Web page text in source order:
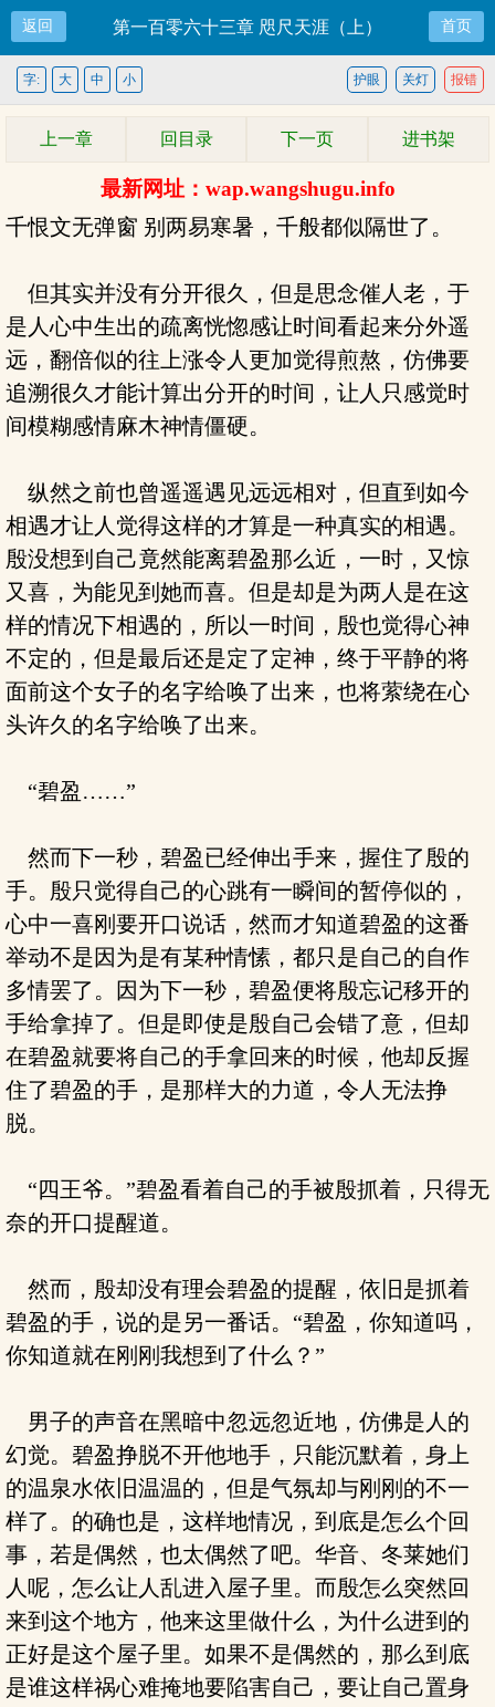
返回 第一百零六十三章 咫尺天涯（上） 首页
报错
关灯
护眼
字: 大 中 小
上一章 回目录 下一页 进书架
最新网址：wap.wangshugu.info
千恨文无弹窗 别两易寒暑，千般都似隔世了。
但其实并没有分开很久，但是思念催人老，于
是人心中生出的疏离恍惚感让时间看起来分外遥
远，翻倍似的往上涨令人更加觉得煎熬，仿佛要
追溯很久才能计算出分开的时间，让人只感觉时
间模糊感情麻木神情僵硬。
纵然之前也曾遥遥遇见远远相对，但直到如今
相遇才让人觉得这样的才算是一种真实的相遇。
殷没想到自己竟然能离碧盈那么近，一时，又惊
又喜，为能见到她而喜。但是却是为两人是在这
样的情况下相遇的，所以一时间，殷也觉得心神
不定的，但是最后还是定了定神，终于平静的将
面前这个女子的名字给唤了出来，也将萦绕在心
头许久的名字给唤了出来。
“碧盈……”
然而下一秒，碧盈已经伸出手来，握住了殷的
手。殷只觉得自己的心跳有一瞬间的暂停似的，
心中一喜刚要开口说话，然而才知道碧盈的这番
举动不是因为是有某种情愫，都只是自己的自作
多情罢了。因为下一秒，碧盈便将殷忘记移开的
手给拿掉了。但是即使是殷自己会错了意，但却
在碧盈就要将自己的手拿回来的时候，他却反握
住了碧盈的手，是那样大的力道，令人无法挣
脱。
“四王爷。”碧盈看着自己的手被殷抓着，只得无
奈的开口提醒道。
然而，殷却没有理会碧盈的提醒，依旧是抓着
碧盈的手，说的是另一番话。“碧盈，你知道吗，
你知道就在刚刚我想到了什么？”
男子的声音在黑暗中忽远忽近地，仿佛是人的
幻觉。碧盈挣脱不开他地手，只能沉默着，身上
的温泉水依旧温温的，但是气氛却与刚刚的不一
样了。的确也是，这样地情况，到底是怎么个回
事，若是偶然，也太偶然了吧。华音、冬莱她们
人呢，怎么让人乱进入屋子里。而殷怎么突然回
来到这个地方，他来这里做什么，为什么进到的
正好是这个屋子里。如果不是偶然的，那么到底
是谁这样祸心难掩地要陷害自己，要让自己置身